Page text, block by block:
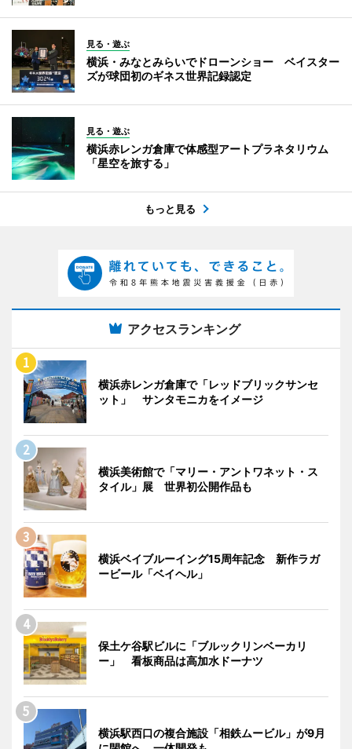
見る・遊ぶ
横浜・みなとみらいでドローンショー ベイスター
ズが球団初のギネス世界記録認定
見る・遊ぶ
横浜赤レンガ倉庫で体感型アートプラネタリウム
「星空を旅する」
もっと見る
アクセスランキング
横浜赤レンガ倉庫で「レッドブリックサンセ
ット」 サンタモニカをイメージ
横浜美術館で「マリー・アントワネット・ス
タイル」展 世界初公開作品も
横浜ベイブルーイング15周年記念 新作ラガ
ービール「ベイヘル」
保土ケ谷駅ビルに「ブルックリンベーカリ
ー」 看板商品は高加水ドーナツ
横浜駅西口の複合施設「相鉄ムービル」が9月